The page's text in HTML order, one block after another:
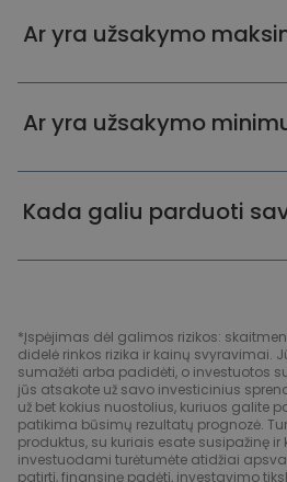
Ar yra užsakymo
Ar yra užsakymo
Kada galiu parduoti
*Įspėjimas dėl galimos rizikos:
didelė rinkos rizika ir kainų svyravimai.
sumažėti arba padidėti, o investuotos
jūs atsakote už savo investicinius
už bet kokius nuostolius, kuriuos galite
patikima būsimų rezultatų prognozė.
produktus, su kuriais esate susipažinę ir
investuodami turėtumėte atidžiai
patirtį, finansinę padėtį, investavimo